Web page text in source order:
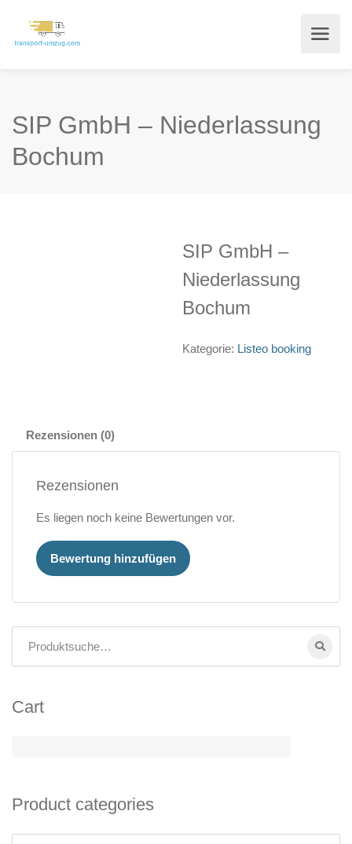
SIP GmbH – Niederlassung
Bochum
SIP GmbH –
Niederlassung
Bochum
Kategorie: Listeo booking
Rezensionen (0)
Rezensionen
Es liegen noch keine Bewertungen vor.
Bewertung hinzufügen
Cart
Product categories